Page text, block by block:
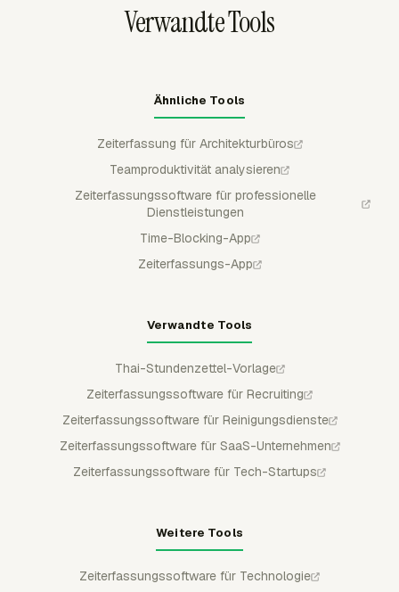
Verwandte Tools
Ähnliche Tools
Zeiterfassung für Architekturbüros
Teamproduktivität analysieren
Zeiterfassungssoftware für professionelle
Dienstleistungen
Time-Blocking-App
Zeiterfassungs-App
Verwandte Tools
Thai-Stundenzettel-Vorlage
Zeiterfassungssoftware für Recruiting
Zeiterfassungssoftware für Reinigungsdienste
Zeiterfassungssoftware für SaaS-Unternehmen
Zeiterfassungssoftware für Tech-Startups
Weitere Tools
Zeiterfassungssoftware für Technologie